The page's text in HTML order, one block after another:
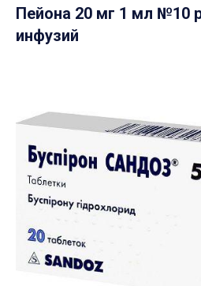
Пейона 20 мг 1 мл №10
инфузий